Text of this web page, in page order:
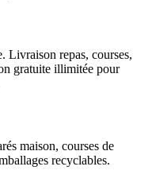
Livraison repas, courses,
gratuite illimitée pour
maison, courses de
recyclables.